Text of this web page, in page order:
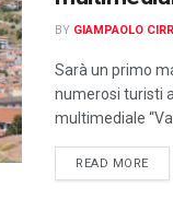
BY GIAMPAOLO
Sarà un primo
numerosi turisti
multimediale
READ MORE